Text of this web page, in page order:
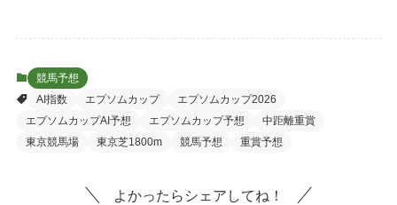
競馬予想
AI指数
エプソムカップ
エプソムカップ2026
エプソムカップAI予想
エプソムカップ予想
中距離重賞
東京競馬場
東京芝1800m 競馬予想 重賞予想
よかったらシェアしてね！